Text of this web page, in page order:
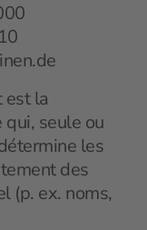
est la
seule ou
les
des
(p. ex. noms,